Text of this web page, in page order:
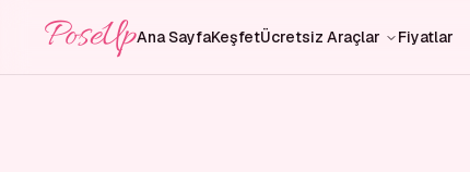
PoseUpAna SayfaKeşfetÜcretsiz Araçlar Fiyatlar